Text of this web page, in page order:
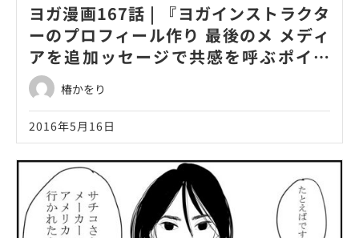
ヨガ漫画167話 | 『ヨガインストラクタ
ーのプロフィール作り 最後のメ メディ
アを追加ッセージで共感を呼ぶポイン
ト！』椿かをり
2016年5月16日